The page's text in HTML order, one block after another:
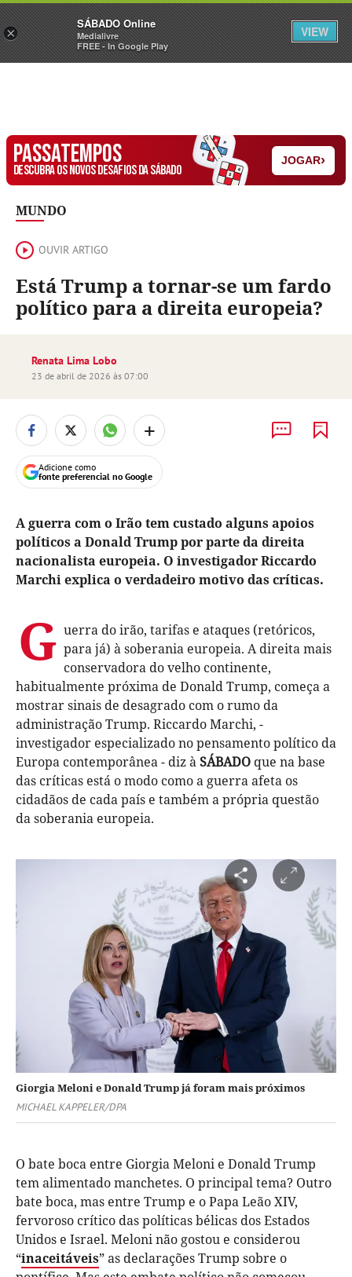
Sábado Assine Iniciar Sessão
PASSATEMPOS
DESCUBRA OS NOVOS DESAFIOS DA SÁBADO
JOGAR›
MUNDO
OUVIR ARTIGO
Está Trump a tornar-se um fardo
político para a direita europeia?
Renata Lima Lobo
23 de abril de 2026 às 07:00
+
Adicione como
fonte preferencial no Google
A guerra com o Irão tem custado alguns apoios
políticos a Donald Trump por parte da direita
nacionalista europeia. O investigador Riccardo
Marchi explica o verdadeiro motivo das críticas.
G uerra do irão, tarifas e ataques (retóricos,
para já) à soberania europeia. A direita mais
conservadora do velho continente,
habitualmente próxima de Donald Trump, começa a
mostrar sinais de desagrado com o rumo da
administração Trump. Riccardo Marchi, -
investigador especializado no pensamento político da
Europa contemporânea - diz àSÁBADO que na base
das críticas está o modo como a guerra afeta os
cidadãos de cada país e também a própria questão
da soberania europeia.
Giorgia Meloni e Donald Trump já foram mais próximos
MICHAEL KAPPELER/DPA
O bate boca entre Giorgia Meloni e Donald Trump
tem alimentado manchetes. O principal tema? Outro
bate boca, mas entre Trump e o Papa Leão XIV,
fervoroso crítico das políticas bélicas dos Estados
Unidos e Israel. Meloni não gostou e considerou
“inaceitáveis” as declarações Trump sobre o
×
SÁBADO Online
Medialivre
FREE - In Google Play
VIEW